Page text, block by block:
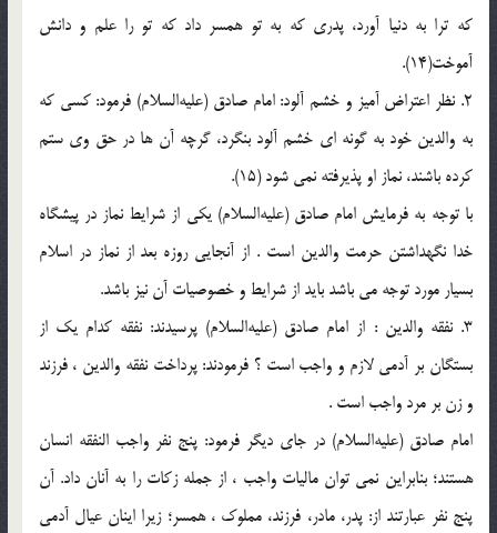
كه ترا به دنیا آورد، پدرى كه به تو همسر داد كه تو را علم و دانش
آموخت(14).
2. نظر اعتراض آمیز و خشم آلود: امام صادق (علیه‌السلام) فرمود: كسى كه
به والدین خود به گونه اى خشم آلود بنگرد، گرچه آن ها در حق وى ستم
كرده باشند، نماز او پذیرفته نمى شود (15).
با توجه به فرمایش امام صادق (علیه‌السلام) یكى از شرایط نماز در پیشگاه
خدا نگهداشتن حرمت والدین است . از آنجایى روزه بعد از نماز در اسلام
بسیار مورد توجه مى باشد باید از شرایط و خصوصیات آن نیز باشد.
3. نفقه والدین : از امام صادق (علیه‌السلام) پرسیدند: نفقه كدام یك از
بستگان بر آدمى لازم و واجب است ؟ فرمودند: پرداخت نفقه والدین ، فرزند
و زن بر مرد واجب است .
امام صادق (علیه‌السلام) در جاى دیگر فرمود: پنج نفر واجب النفقه انسان
هستند؛ بنابراین نمى توان مالیات واجب ، از جمله زكات را به آنان داد. آن
پنج نفر عبارتند از: پدر، مادر، فرزند، مملوك ، همسر؛ زیرا اینان عیال آدمى